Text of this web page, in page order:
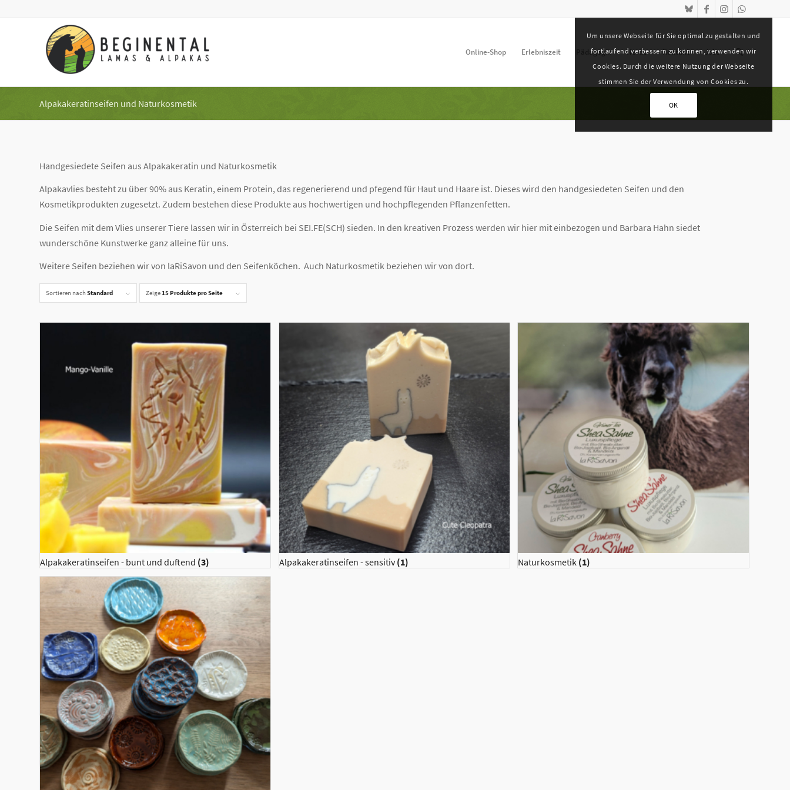
Online-Shop Erlebniszeit Pädagogik Herde Kontakt Jobs
Alpakakeratinseifen und Naturkosmetik
Handgesiedete Seifen aus Alpakakeratin und Naturkosmetik
Alpakavlies besteht zu über 90% aus Keratin, einem Protein, das regenerierend und pfegend für Haut und Haare ist. Dieses wird den handgesiedeten Seifen und den
Kosmetikprodukten zugesetzt. Zudem bestehen diese Produkte aus hochwertigen und hochpflegenden Pflanzenfetten.
Die Seifen mit dem Vlies unserer Tiere lassen wir in Österreich bei SEI.FE(SCH) sieden. In den kreativen Prozess werden wir hier mit einbezogen und Barbara Hahn siedet
wunderschöne Kunstwerke ganz alleine für uns.
Weitere Seifen beziehen wir von laRiSavon und den Seifenköchen. Auch Naturkosmetik beziehen wir von dort.
Sortieren nachStandard Zeige15 Produkte pro Seite
Alpakakeratinseifen - bunt und duftend (3) Alpakakeratinseifen - sensitiv(1) Naturkosmetik (1)
Um unsere Webseite für Sie optimal zu gestalten und
fortlaufend verbessern zu können, verwenden wir
Cookies. Durch die weitere Nutzung der Webseite
stimmen Sie der Verwendung von Cookies zu.
OK